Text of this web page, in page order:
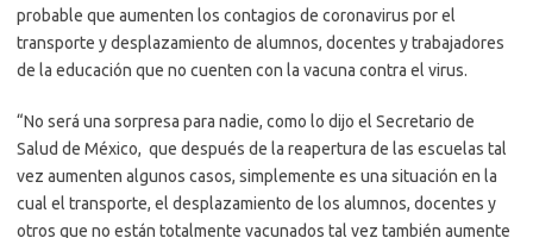
probable que aumenten los contagios de coronavirus por el
transporte y desplazamiento de alumnos, docentes y trabajadores
de la educación que no cuenten con la vacuna contra el virus.
“No será una sorpresa para nadie, como lo dijo el Secretario de
Salud de México, que después de la reapertura de las escuelas tal
vez aumenten algunos casos, simplemente es una situación en la
cual el transporte, el desplazamiento de los alumnos, docentes y
otros que no están totalmente vacunados tal vez también aumente